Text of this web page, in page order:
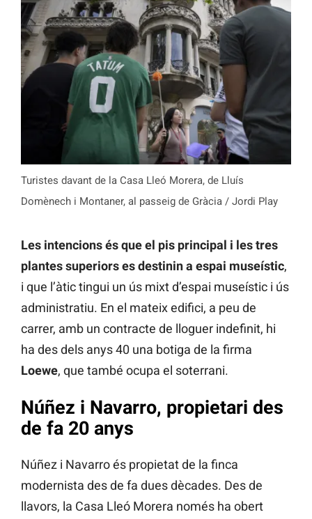
Turistes davant de la Casa Lleó Morera, de Lluís
Domènech i Montaner, al passeig de Gràcia / Jordi Play
Les intencions és que el pis principal i les tres
plantes superiors es destinin a espai museístic,
i que l’àtic tingui un ús mixt d’espai museístic i ús
administratiu. En el mateix edifici, a peu de
carrer, amb un contracte de lloguer indefinit, hi
ha des dels anys 40 una botiga de la firma
Loewe, que també ocupa el soterrani.
Núñez i Navarro, propietari des
de fa 20 anys
Núñez i Navarro és propietat de la finca
modernista des de fa dues dècades. Des de
llavors, la Casa Lleó Morera només ha obert